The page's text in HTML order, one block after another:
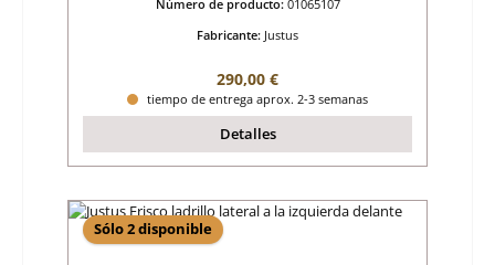
Número de producto: 01065107
Fabricante: Justus
Precio normal:
290,00 €
tiempo de entrega aprox. 2-3 semanas
Detalles
Sólo 2 disponible